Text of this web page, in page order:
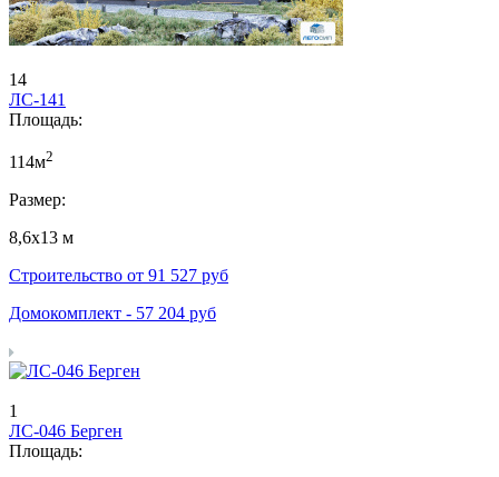
14
ЛС-141
Площадь:
114м2
Размер:
8,6х13 м
Строительство от 91 527 руб
Домокомплект - 57 204 руб
1
ЛС-046 Берген
Площадь: